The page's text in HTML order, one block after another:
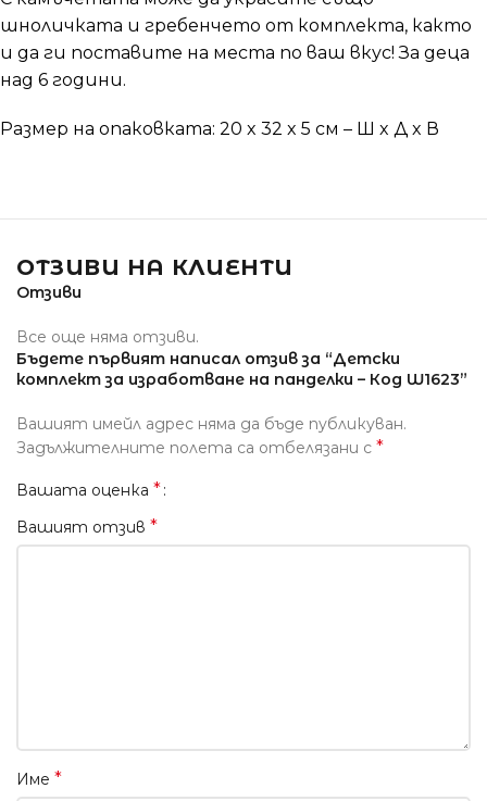
шноличката и гребенчето от комплекта, както
и да ги поставите на места по ваш вкус! За деца
над 6 години.
Размер на опаковката: 20 x 32 x 5 см – Ш x Д x В
ОТЗИВИ НА КЛИЕНТИ
Отзиви
Все още няма отзиви.
Бъдете първият написал отзив за “Детски
комплект за изработване на панделки – Код W1623”
Вашият имейл адрес няма да бъде публикуван.
Задължителните полета са отбелязани с *
Вашата оценка *
Вашият отзив *
Име *